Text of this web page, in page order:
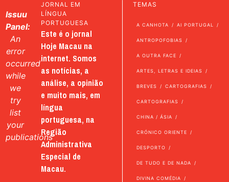
Issuu
Panel:
An
error
occurred
while
we
try
list
your
publications
JORNAL EM
LÍNGUA
PORTUGUESA
Este é o jornal
Hoje Macau na
internet. Somos
as notícias, a
análise, a opinião
e muito mais, em
língua
portuguesa, na
Região
Administrativa
Especial de
Macau.
TEMAS
A CANHOTA AI PORTUGAL
ANTROPOFOBIAS
A OUTRA FACE
ARTES, LETRAS E IDEIAS
BREVES CARTOGRAFIAS
CARTOGRAFIAS
CHINA / ÁSIA
CRÓNICO ORIENTE
DESPORTO
DE TUDO E DE NADA
DIVINA COMÉDIA